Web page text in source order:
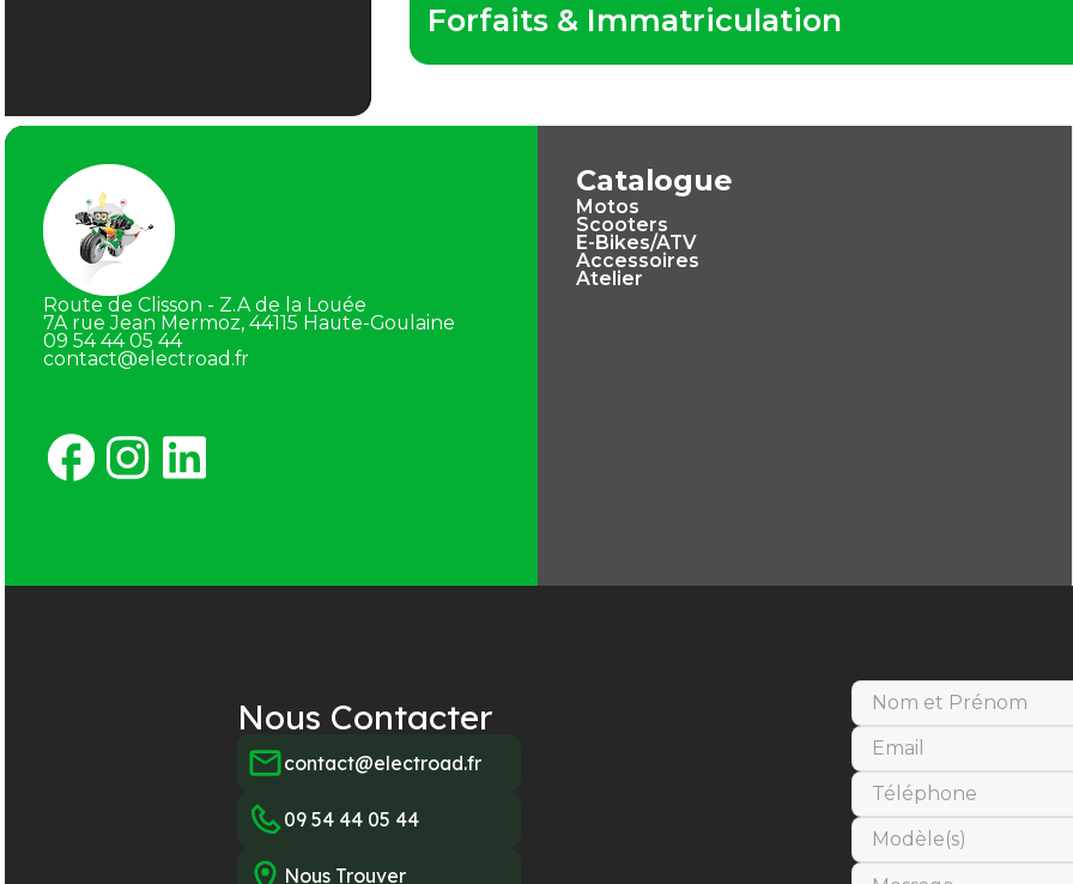
Forfaits & Immatriculation
Route de Clisson - Z.A de la Louée
7A rue Jean Mermoz, 44115 Haute-Goulaine
09 54 44 05 44
contact@electroad.fr
Catalogue
Motos
Scooters
E-Bikes/ATV
Accessoires
Atelier
Nous Contacter
contact@electroad.fr
09 54 44 05 44
Nous Trouver